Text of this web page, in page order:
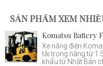
SẢN PHẨM XEM
Komatsu Battery
Xe nâng điện
tải trọng nâng từ
khẩu từ Nhật Bản